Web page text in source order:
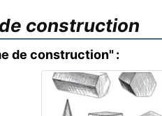
construction
de construction" :